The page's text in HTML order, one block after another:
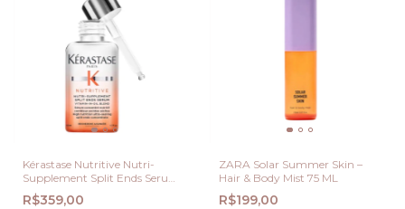
Kérastase Nutritive Nutri-
Supplement Split Ends Serum
50ml
R$359,00
ZARA Solar Summer Skin –
Hair & Body Mist 75 ML
R$199,00